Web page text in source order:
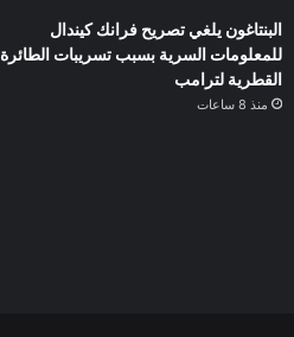
البنتاغون يلغي تصريح فرانك كيندال
للمعلومات السرية بسبب تسريبات الطائرة
القطرية لترامب
منذ 8 ساعات